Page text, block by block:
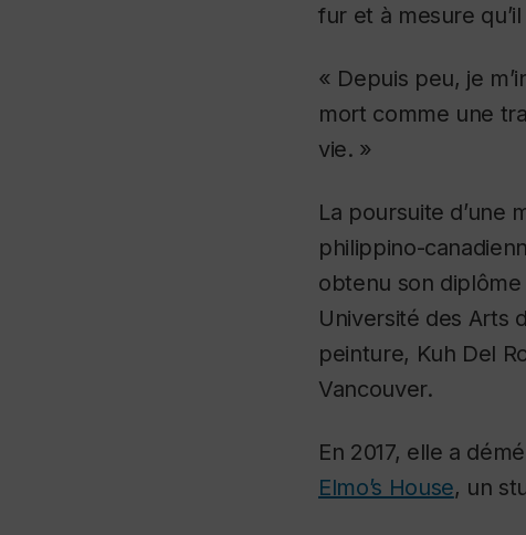
fur et à mesure
« Depuis peu, je
mort comme une
vie. »
La poursuite d’une
philippino-
obtenu son diplôme
Université des Arts
peinture, Kuh Del
Vancouver.
En 2017, elle a
Elmo’s House, un